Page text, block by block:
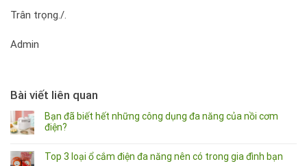
Trân trọng./.
Admin
Bài viết liên quan
Bạn đã biết hết những công dụng đa năng của nồi cơm
điện?
Top 3 loại ổ cắm điện đa năng nên có trong gia đình bạn